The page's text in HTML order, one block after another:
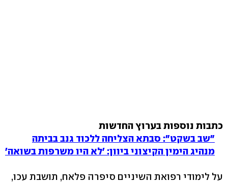
כתבות נוספות בערוץ החדשות
"שב בשקט": סבתא הצליחה ללכוד גנב בביתה
מנהיג הימין הקיצוני ביוון: 'לא היו משרפות בשואה'
על לימודי רפואת השיניים סיפרה פלאח, תושבת עכו,